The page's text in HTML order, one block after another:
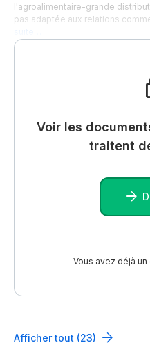
l'agroalimentaire-grande
pas adaptée aux relations
Voir les
traitent
Vous avez déjà un
Afficher tout (23)